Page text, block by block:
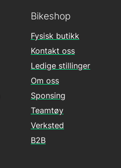
Bikeshop
Fysisk butikk
Kontakt oss
Ledige stillinger
Om oss
Sponsing
Teamtøy
Verksted
B2B